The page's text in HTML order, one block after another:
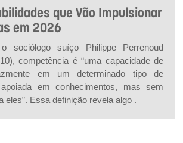
que Vão Impulsionar
em 2026
o sociólogo suíço Philippe Perrenoud
competência é “uma capacidade de
em um determinado tipo de
em conhecimentos, mas sem
eles”. Essa definição revela algo .